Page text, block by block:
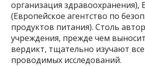
организация здравоохранения),
(Европейское агентство по
продуктов питания). Столь
учреждения, прежде чем
вердикт, тщательно изучают
проводимых исследований.